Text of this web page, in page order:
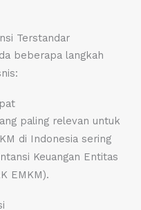
Terstandar
beberapa langkah
paling relevan untuk
di Indonesia sering
Keuangan Entitas
EMKM).